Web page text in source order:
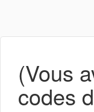
(Vous
codes